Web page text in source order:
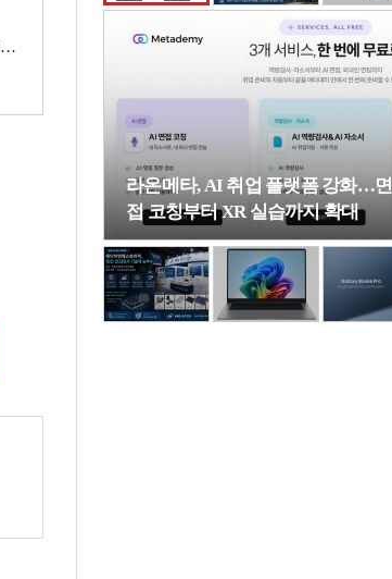
라온메타, AI 취업 플랫폼 강화…면
접 코칭부터 XR 실습까지 확대